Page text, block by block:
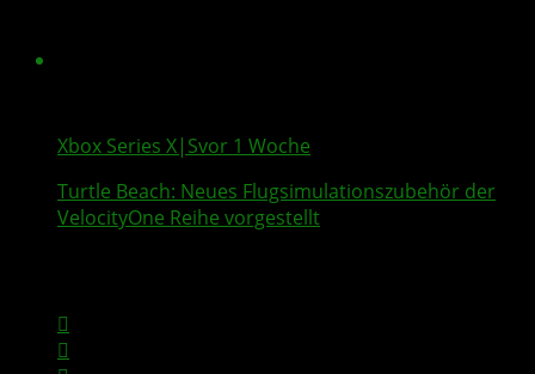
Xbox Series X|Svor 1 Woche
Turtle Beach: Neues Flugsimulationszubehör der
VelocityOne Reihe vorgestellt